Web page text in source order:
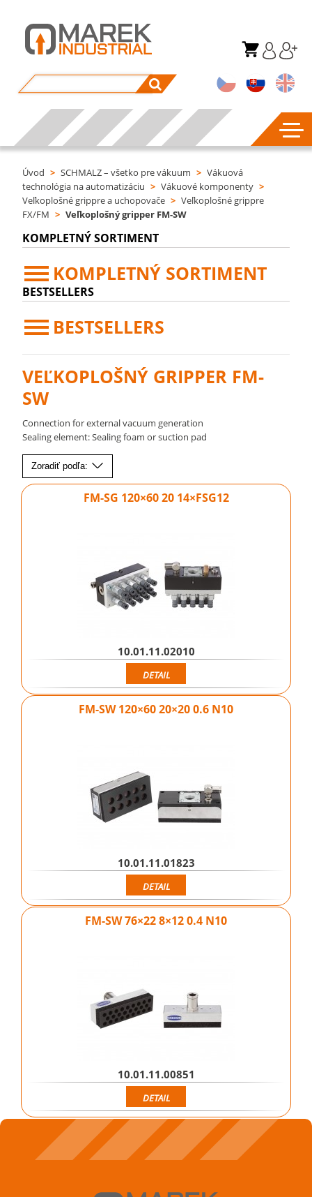
Úvod > SCHMALZ – všetko pre vákuum > Vákuová
technológia na automatizáciu > Vákuové komponenty >
Veľkoplošné grippre a uchopovače > Veľkoplošné grippre
FX/FM > Veľkoplošný gripper FM-SW
KOMPLETNÝ SORTIMENT
KOMPLETNÝ SORTIMENT
BESTSELLERS
BESTSELLERS
VEĽKOPLOŠNÝ GRIPPER FM-
SW
Connection for external vacuum generation
Sealing element: Sealing foam or suction pad
Zoradiť podľa:
FM-SG 120×60 20 14×FSG12
10.01.11.02010
DETAIL
FM-SW 120×60 20×20 0.6 N10
10.01.11.01823
DETAIL
FM-SW 76×22 8×12 0.4 N10
10.01.11.00851
DETAIL